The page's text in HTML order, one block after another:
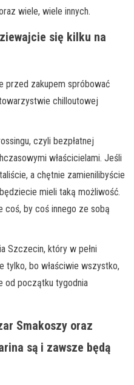
wiele, wiele innych.
się kilku na
przed zakupem spróbować
chilloutowej
czyli bezpłatnej
właścicielami. Jeśli
a chętnie zamienilibyście
mieli taką możliwość.
coś, by coś innego ze sobą
Szczecin, który w pełni
tylko, bo właściwie wszystko,
od początku tygodnia
Smakoszy oraz
są i zawsze będą